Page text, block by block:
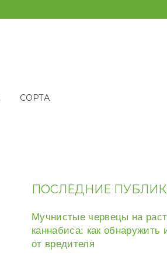
СОРТА
ПОСЛЕДНИЕ
Мучнистые червецы на
каннабиса: как обнаружить
от вредителя